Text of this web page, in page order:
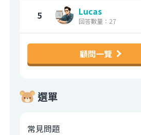
5 Lucas
回答數量：27
顧問一覽
選單
常見問題